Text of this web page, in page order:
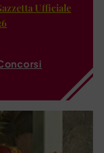
Ufficiale